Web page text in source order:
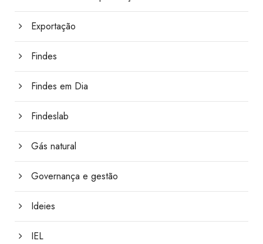
Exportação
Findes
Findes em Dia
Findeslab
Gás natural
Governança e gestão
Ideies
IEL